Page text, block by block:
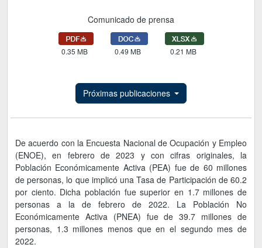
Comunicado de prensa
0.35 MB 0.49 MB 0.21 MB
Próximas publicaciones
De acuerdo con la Encuesta Nacional de Ocupación y Empleo
(ENOE), en febrero de 2023 y con cifras originales, la
Población Económicamente Activa (PEA) fue de 60 millones
de personas, lo que implicó una Tasa de Participación de 60.2
por ciento. Dicha población fue superior en 1.7 millones de
personas a la de febrero de 2022. La Población No
Económicamente Activa (PNEA) fue de 39.7 millones de
personas, 1.3 millones menos que en el segundo mes de
2022.